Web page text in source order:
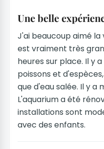
Une belle
J'ai beaucoup aimé la
est vraiment très
heures sur place. Il y
poissons et
que d'eau salée. Il y a
L'aquarium a été
installations sont
avec des enfants.